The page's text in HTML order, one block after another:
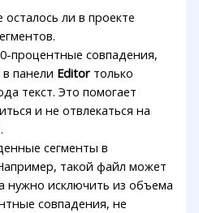
ли в проекте
процентные совпадения,
панели Editor только
текст. Это помогает
и не отвлекаться на
сегменты в
такой файл может
нужно исключить из объема
совпадения, не